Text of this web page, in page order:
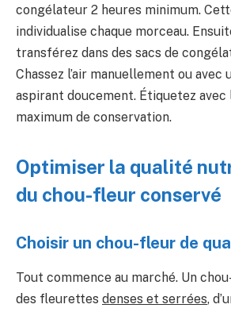
congélateur 2 heures minimum.
individualise chaque morceau.
transférez dans des sacs de
Chassez l’air manuellement ou avec
aspirant doucement. Étiquetez avec
maximum de conservation.
Optimiser la qualité
du chou-fleur conservé
Choisir un chou-fleur de
Tout commence au marché. Un
des fleurettes denses et serrées,